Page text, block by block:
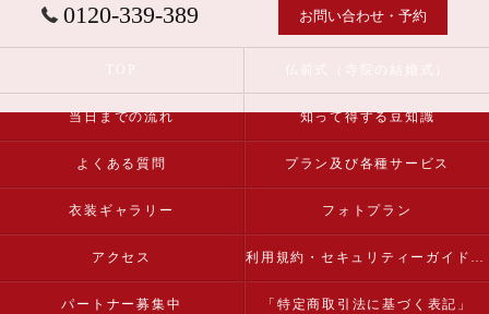
0120-339-389 お問い合わせ・予約
当日までの流れ 知って得する豆知識
よくある質問 プラン及び各種サービス
衣装ギャラリー フォトプラン
アクセス 利用規約・セキュリティーガイドライン
パートナー募集中 「特定商取引法に基づく表記」